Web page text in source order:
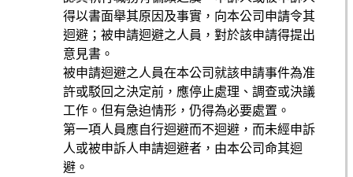
得以書面舉其原因及事實，向本公司申請令其
迴避；被申請迴避之人員，對於該申請得提出
意見書。
被申請迴避之人員在本公司就該申請事件為准
許或駁回之決定前，應停止處理、調查或決議
工作。但有急迫情形，仍得為必要處置。
第一項人員應自行迴避而不迴避，而未經申訴
人或被申訴人申請迴避者，由本公司命其迴
避。